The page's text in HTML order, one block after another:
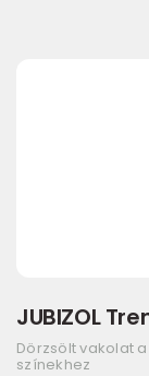
JUBIZOL
Dörzsölt vakolat
színekhez